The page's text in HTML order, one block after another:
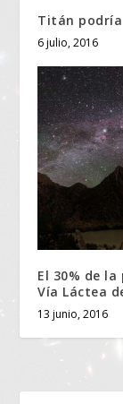
Titán
6 julio, 2016
El 30% de
Vía Láctea
13 junio, 2016